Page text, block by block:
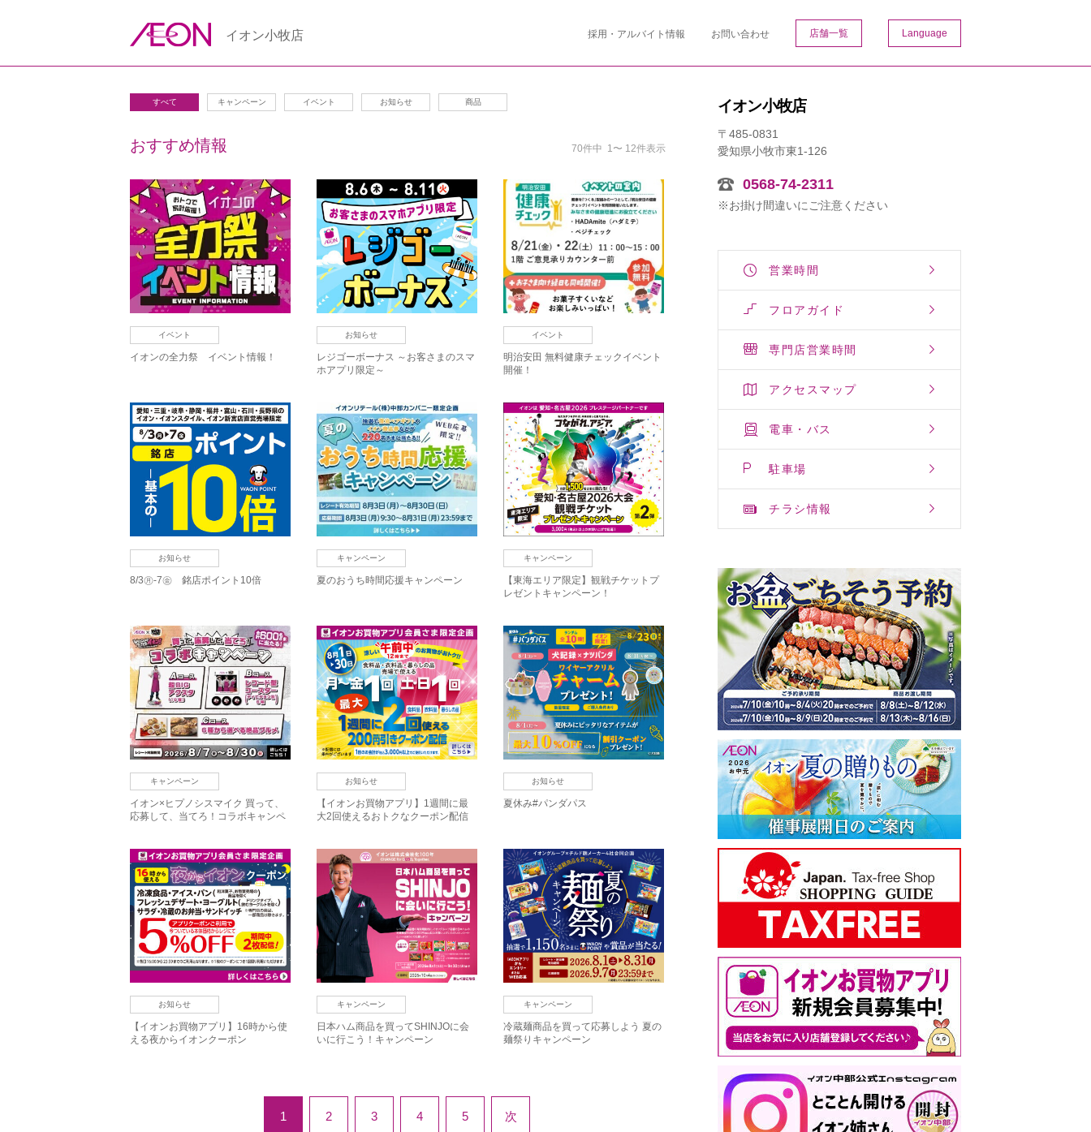
イオン小牧店 採用・アルバイト情報 お問い合わせ 店舗一覧 Language
すべて キャンペーン イベント お知らせ 商品
おすすめ情報 70件中 1〜 12件表示
イベント
イオンの全力祭 イベント情報！
お知らせ
レジゴーボーナス ～お客さまのスマ
ホアプリ限定～
イベント
明治安田 無料健康チェックイベント
開催！
お知らせ
8/3㊊-7㊎ 銘店ポイント10倍
キャンペーン
夏のおうち時間応援キャンペーン
キャンペーン
【東海エリア限定】観戦チケットプ
レゼントキャンペーン！
キャンペーン
イオン×ヒプノシスマイク 買って、
応募して、当てろ！コラボキャンペ
お知らせ
【イオンお買物アプリ】1週間に最
大2回使えるおトクなクーポン配信
お知らせ
夏休み#パンダパス
お知らせ
【イオンお買物アプリ】16時から使
える夜からイオンクーポン
キャンペーン
日本ハム商品を買ってSHINJOに会
いに行こう！キャンペーン
キャンペーン
冷蔵麺商品を買って応募しよう 夏の
麺祭りキャンペーン
1 2 3 4 5 次
イオン小牧店
〒485-0831
愛知県小牧市東1-126
0568-74-2311
※お掛け間違いにご注意ください
営業時間
フロアガイド
専門店営業時間
アクセスマップ
電車・バス
駐車場
チラシ情報